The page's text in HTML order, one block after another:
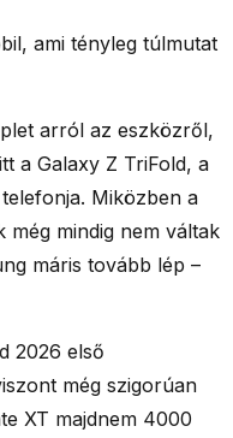
ami tényleg túlmutat
arról az eszközről,
a Galaxy Z TriFold, a
telefonja. Miközben a
mindig nem váltak
máris tovább lép –
2026 első
még szigorúan
XT majdnem 4000